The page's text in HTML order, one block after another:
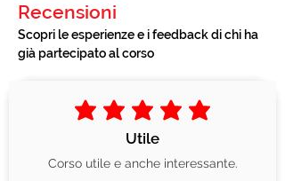
Recensioni
Scopri le esperienze e i feedback di chi ha
già partecipato al corso
la valutazione media è 5 su
Utile
Corso utile e anche interessante.